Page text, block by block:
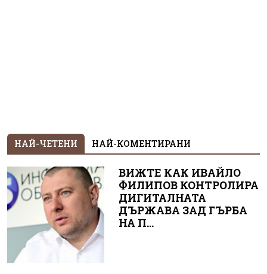
НАЙ-ЧЕТЕНИ НАЙ-КОМЕНТИРАНИ
ВИЖТЕ КАК ИВАЙЛО
ФИЛИПОВ КОНТРОЛИРА
ДИГИТАЛНАТА
ДЪРЖАВА ЗАД ГЪРБА
НА П...